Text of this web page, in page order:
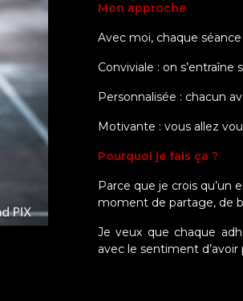
Mon approche
Avec moi, chaque séance
Conviviale : on
Personnalisée : chacun
Motivante : vous allez
Pourquoi je fais ça ?
Parce que je crois qu’un
moment de partage, de
Je veux que chaque
avec le sentiment